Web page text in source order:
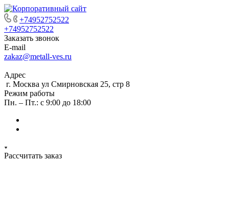
+74952752522
+74952752522
Заказать звонок
E-mail
zakaz@metall-ves.ru
Адрес
г. Москва ул Смирновская 25, стр 8
Режим работы
Пн. – Пт.: с 9:00 до 18:00
Рассчитать заказ